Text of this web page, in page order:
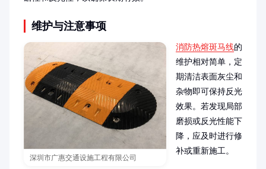
维护与注意事项
深圳市广惠交通设施工程有限公司
消防热熔斑马线的
维护相对简单，定
期清洁表面灰尘和
杂物即可保持反光
效果。若发现局部
磨损或反光性能下
降，应及时进行修
补或重新施工。